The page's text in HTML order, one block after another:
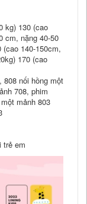
kg) 130 (cao
cm, nặng 40-50
140-150cm,
170 (cao
808 nối hồng một
708, phim
mảnh 803
trẻ em